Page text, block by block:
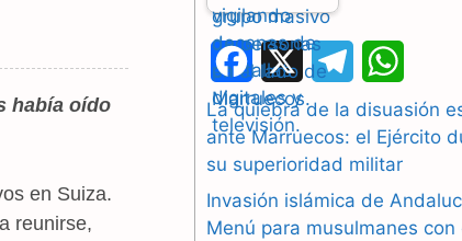
había oído
en Suiza.
reunirse,
F
a
c
b
X
e
l
g
h
a
s
La quiebra de la disuasión
ante Marruecos: el Ejército
su superioridad militar
Invasión islámica de
Menú para musulmanes con